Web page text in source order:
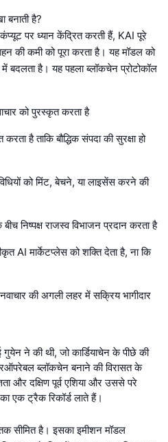
है?
पर ध्यान केंद्रित करती हैं, KAI पूरे
की कमी को पूरा करता है। यह मॉडल को
में बदलता है। यह पहला ब्लॉकचेन प्रोटोकॉल
को पुरस्कृत करता है
है ताकि बौद्धिक संपदा की सुरक्षा हो
को मिंट, बेचने, या लाइसेंस करने की
निष्पक्ष राजस्व विभाजन प्रदान करता है
AI मार्केटप्लेस को शक्ति देता है, ना कि
की अगली लहर में सक्रिय भागीदार
ने की थी, जो कार्डियाचेन के पीछे की
ब्लॉकचेन बनाने की विरासत के
और दक्षिण पूर्व एशिया और उससे परे
एक ट्रैक रिकॉर्ड लाते हैं।
सीमित है। इसका इमीशन मॉडल